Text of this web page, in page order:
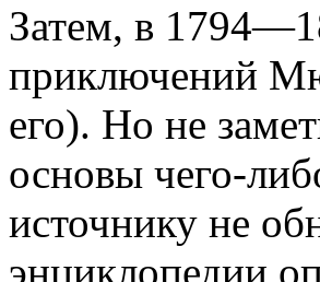
Затем, в
приключений
его). Но не
основы чего-
источнику не
энциклопедии